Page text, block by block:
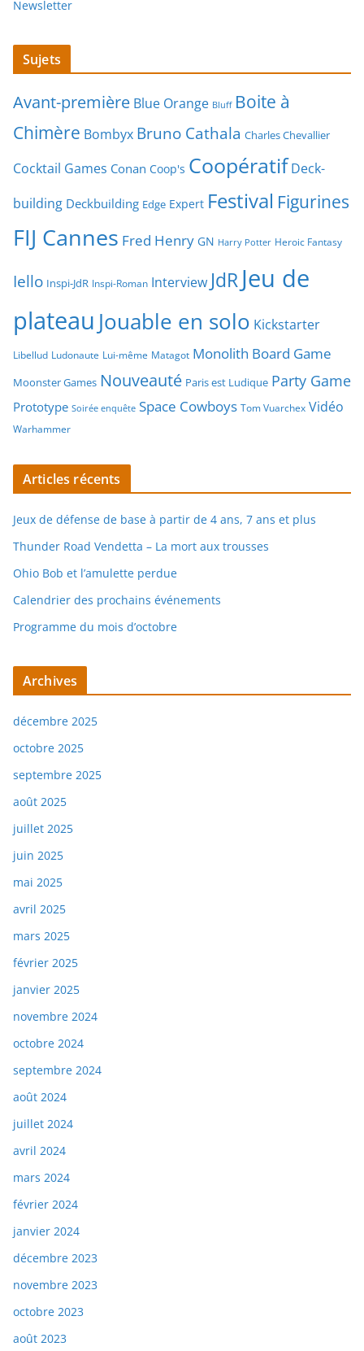
Newsletter
Sujets
Avant-première Blue Orange Bluff Boite à
Chimère Bombyx Bruno Cathala Charles Chevallier
Cocktail Games Conan Coop's Coopératif Deck-
building Deckbuilding Edge Expert Festival Figurines
FIJ Cannes Fred Henry GN Harry Potter Heroic Fantasy
Iello Inspi-JdR Inspi-Roman Interview JdRJeu de
plateau Jouable en solo Kickstarter
Libellud Ludonaute Lui-même Matagot Monolith Board Game
Moonster Games Nouveauté Paris est Ludique Party Game
Prototype Soirée enquête Space Cowboys Tom Vuarchex Vidéo
Warhammer
Articles récents
Jeux de défense de base à partir de 4 ans, 7 ans et plus
Thunder Road Vendetta – La mort aux trousses
Ohio Bob et l’amulette perdue
Calendrier des prochains événements
Programme du mois d’octobre
Archives
décembre 2025
octobre 2025
septembre 2025
août 2025
juillet 2025
juin 2025
mai 2025
avril 2025
mars 2025
février 2025
janvier 2025
novembre 2024
octobre 2024
septembre 2024
août 2024
juillet 2024
avril 2024
mars 2024
février 2024
janvier 2024
décembre 2023
novembre 2023
octobre 2023
août 2023